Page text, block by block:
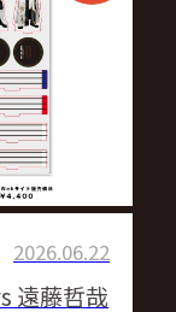
2026.06.22
遠藤哲哉